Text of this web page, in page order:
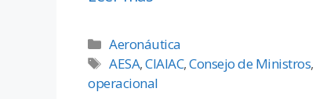
Aeronáutica
AESA,CIAIAC,Consejo de Ministros,
operacional